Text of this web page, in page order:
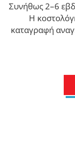
Συνήθως 2–6
Η
καταγραφή